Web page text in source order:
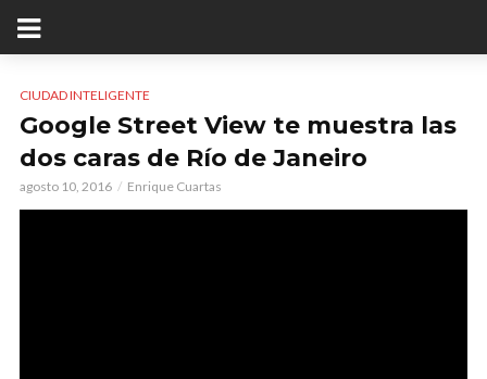
CIUDAD INTELIGENTE
Google Street View te muestra las
dos caras de Río de Janeiro
agosto 10, 2016 Enrique Cuartas